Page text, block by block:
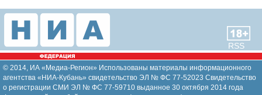
RSS
© 2014, ИА «Медиа-Регион» Использованы материалы информационного
агентства «НИА-Кубань» свидетельство ЭЛ № ФС 77-52023 Свидетельство
о регистрации СМИ ЭЛ № ФС 77-59710 выданное 30 октября 2014 года